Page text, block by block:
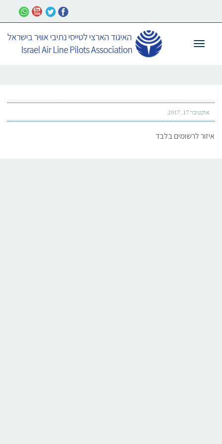
תפריט
אוקטובר 17, 2017
איזור לרשומים בלבד